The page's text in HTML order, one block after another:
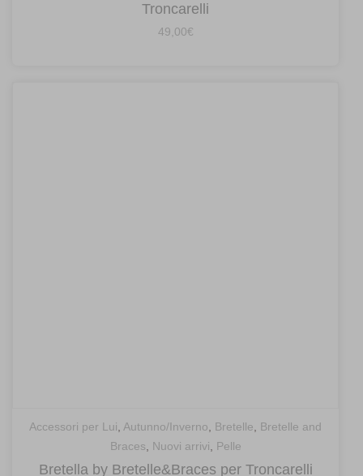
Troncarelli
49,00€
Accessori per Lui, Autunno/Inverno, Bretelle, Bretelle and
Braces, Nuovi arrivi, Pelle
Bretella by Bretelle&Braces per Troncarelli